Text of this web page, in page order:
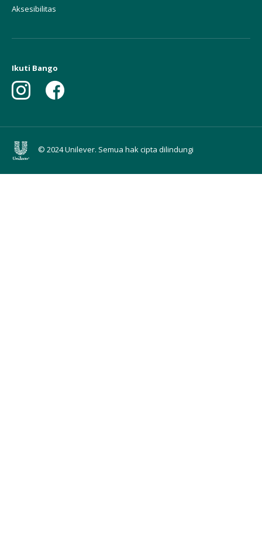
Aksesibilitas
Ikuti Bango
© 2024 Unilever. Semua hak cipta dilindungi